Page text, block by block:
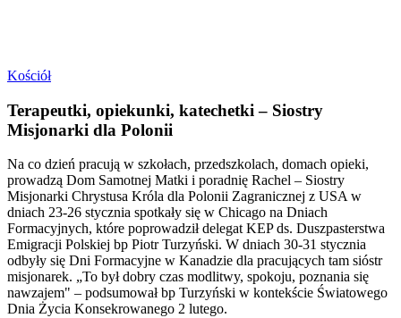
Kościół
Terapeutki, opiekunki, katechetki – Siostry
Misjonarki dla Polonii
Na co dzień pracują w szkołach, przedszkolach, domach opieki,
prowadzą Dom Samotnej Matki i poradnię Rachel – Siostry
Misjonarki Chrystusa Króla dla Polonii Zagranicznej z USA w
dniach 23-26 stycznia spotkały się w Chicago na Dniach
Formacyjnych, które poprowadził delegat KEP ds. Duszpasterstwa
Emigracji Polskiej bp Piotr Turzyński. W dniach 30-31 stycznia
odbyły się Dni Formacyjne w Kanadzie dla pracujących tam sióstr
misjonarek. „To był dobry czas modlitwy, spokoju, poznania się
nawzajem" – podsumował bp Turzyński w kontekście Światowego
Dnia Życia Konsekrowanego 2 lutego.